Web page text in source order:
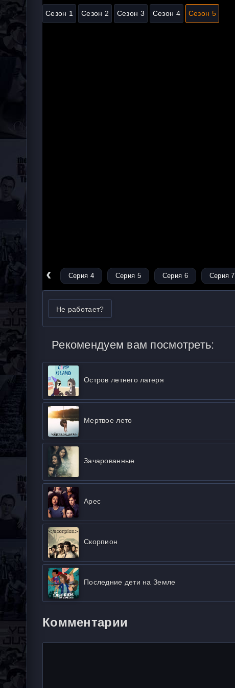
Сезон 1 Сезон 2 Сезон 3 Сезон 4 Сезон 5
‹
Серия 3 Серия 4 Серия 5 Серия 6 Серия 7
Не работает?
Рекомендуем вам посмотреть:
Остров летнего лагеря
Мертвое лето
Зачарованные
Арес
Скорпион
Последние дети на Земле
Комментарии